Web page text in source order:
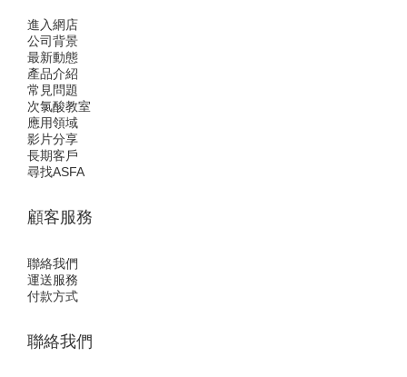
進入網店
公司背景
最新動態
產品介紹
常見問題
次氯酸教室
應用領域
影片分享
長期客戶
尋找ASFA
顧客服務
聯絡我們
運送服務
付款方式
聯絡我們